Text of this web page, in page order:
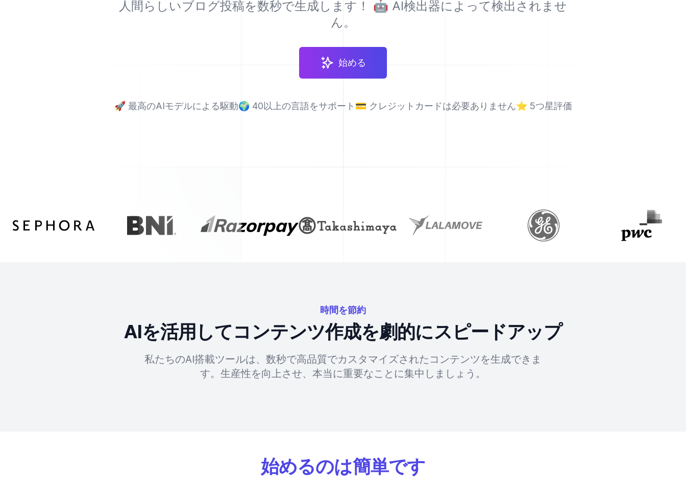
人間らしいブログ投稿を数秒で生成します！ 🤖 AI検出器によって検出されませ
ん。
始める
🚀 最高のAIモデルによる駆動🌍 40以上の言語をサポート 💳 クレジットカードは必要ありません⭐ 5つ星評価
時間を節約
AIを活用してコンテンツ作成を劇的にスピードアップ
私たちのAI搭載ツールは、数秒で高品質でカスタマイズされたコンテンツを生成できま
す。生産性を向上させ、本当に重要なことに集中しましょう。
始めるのは簡単です